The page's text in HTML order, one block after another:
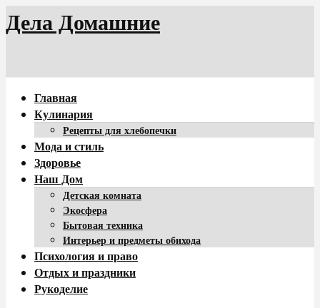
Дела Домашние
Главная
Кулинария
Рецепты для хлебопечки
Мода и стиль
Здоровье
Наш Дом
Детская комната
Экосфера
Бытовая техника
Интерьер и предметы обихода
Психология и право
Отдых и праздники
Рукоделие